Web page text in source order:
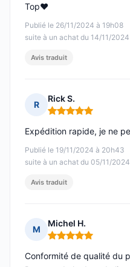
Publié le 26/11/2024 à 19h08
suite à un achat du 14/11/2024
Top♥️
Avis traduit
R
Rick S.
Note : 5 sur 5
Publié le 19/11/2024 à 20h43
suite à un achat du 05/11/2024
Expédition rapide, je ne
Avis traduit
M
Michel H.
Note : 5 sur 5
Conformité de qualité du